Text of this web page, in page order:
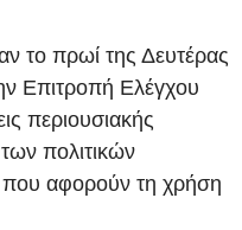
το πρωί της Δευτέρας
Επιτροπή Ελέγχου
περιουσιακής
πολιτικών
αφορούν τη χρήση